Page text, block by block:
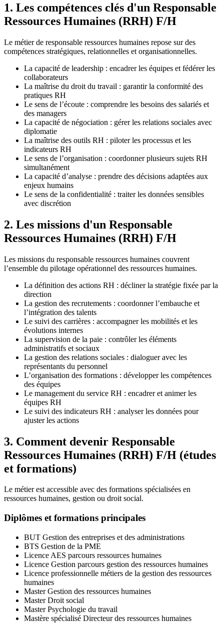
1. Les compétences clés d'un Responsable
Ressources Humaines (RRH) F/H
Le métier de responsable ressources humaines repose sur des
compétences stratégiques, relationnelles et organisationnelles.
La capacité de leadership : encadrer les équipes et fédérer les
collaborateurs
La maîtrise du droit du travail : garantir la conformité des
pratiques RH
Le sens de l’écoute : comprendre les besoins des salariés et
des managers
La capacité de négociation : gérer les relations sociales avec
diplomatie
La maîtrise des outils RH : piloter les processus et les
indicateurs RH
Le sens de l’organisation : coordonner plusieurs sujets RH
simultanément
La capacité d’analyse : prendre des décisions adaptées aux
enjeux humains
Le sens de la confidentialité : traiter les données sensibles
avec discrétion
2. Les missions d'un Responsable
Ressources Humaines (RRH) F/H
Les missions du responsable ressources humaines couvrent
l’ensemble du pilotage opérationnel des ressources humaines.
La définition des actions RH : décliner la stratégie fixée par la
direction
La gestion des recrutements : coordonner l’embauche et
l’intégration des talents
Le suivi des carrières : accompagner les mobilités et les
évolutions internes
La supervision de la paie : contrôler les éléments
administratifs et sociaux
La gestion des relations sociales : dialoguer avec les
représentants du personnel
L’organisation des formations : développer les compétences
des équipes
Le management du service RH : encadrer et animer les
équipes RH
Le suivi des indicateurs RH : analyser les données pour
ajuster les actions
3. Comment devenir Responsable
Ressources Humaines (RRH) F/H (études
et formations)
Le métier est accessible avec des formations spécialisées en
ressources humaines, gestion ou droit social.
Diplômes et formations principales
BUT Gestion des entreprises et des administrations
BTS Gestion de la PME
Licence AES parcours ressources humaines
Licence Gestion parcours gestion des ressources humaines
Licence professionnelle métiers de la gestion des ressources
humaines
Master Gestion des ressources humaines
Master Droit social
Master Psychologie du travail
Mastère spécialisé Directeur des ressources humaines